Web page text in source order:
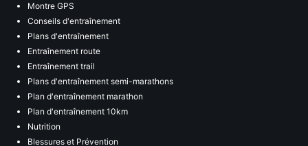
Montre GPS
Conseils d'entraînement
Plans d'entraînement
Entraînement route
Entraînement trail
Plans d'entraînement semi-marathons
Plan d'entraînement marathon
Plan d'entraînement 10km
Nutrition
Blessures et Prévention